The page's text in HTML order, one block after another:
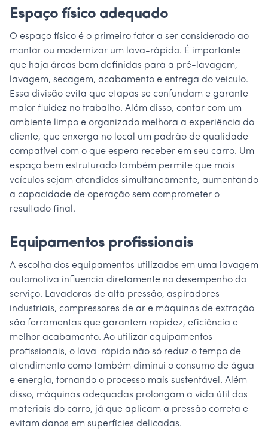
Espaço físico adequado
O espaço físico é o primeiro fator a ser considerado ao
montar ou modernizar um lava-rápido. É importante
que haja áreas bem definidas para a pré-lavagem,
lavagem, secagem, acabamento e entrega do veículo.
Essa divisão evita que etapas se confundam e garante
maior fluidez no trabalho. Além disso, contar com um
ambiente limpo e organizado melhora a experiência do
cliente, que enxerga no local um padrão de qualidade
compatível com o que espera receber em seu carro. Um
espaço bem estruturado também permite que mais
veículos sejam atendidos simultaneamente, aumentando
a capacidade de operação sem comprometer o
resultado final.
Equipamentos profissionais
A escolha dos equipamentos utilizados em uma lavagem
automotiva influencia diretamente no desempenho do
serviço. Lavadoras de alta pressão, aspiradores
industriais, compressores de ar e máquinas de extração
são ferramentas que garantem rapidez, eficiência e
melhor acabamento. Ao utilizar equipamentos
profissionais, o lava-rápido não só reduz o tempo de
atendimento como também diminui o consumo de água
e energia, tornando o processo mais sustentável. Além
disso, máquinas adequadas prolongam a vida útil dos
materiais do carro, já que aplicam a pressão correta e
evitam danos em superfícies delicadas.